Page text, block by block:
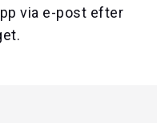
via e-post efter